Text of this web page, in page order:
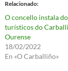
Relacionado
O concello instala
turísticos do
Ourense
18/02/2022
En «O Carballiño»